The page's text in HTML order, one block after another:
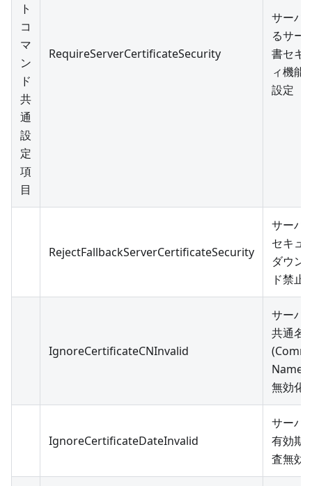
ト
コ
マ
ン
ド
共
通
設
定
項
目
RequireServerCertificateSecurity
サーバ
るサー
書セキ
ィ機能
設定
RejectFallbackServerCertificateSecurity
サーバ
セキュ
ダウン
ド禁止
IgnoreCertificateCNInvalid
サーバ
共通名
Name)
無効化
IgnoreCertificateDateInvalid
サーバ
有効期
査無効